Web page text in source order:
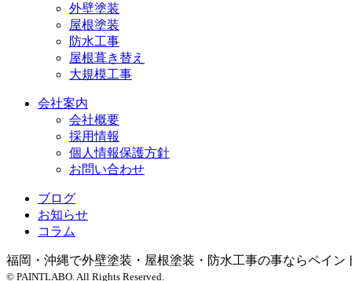
外壁塗装
屋根塗装
防水工事
屋根葺き替え
大規模工事
会社案内
会社概要
採用情報
個人情報保護方針
お問い合わせ
ブログ
お知らせ
コラム
福岡・沖縄で外壁塗装・屋根塗装・防水工事の事ならペイン
© PAINTLABO. All Rights Reserved.